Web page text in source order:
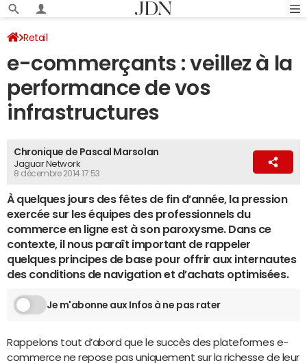
Retail
e-commerçants : veillez à la
performance de vos
infrastructures
Chronique de Pascal Marsolan
Jaguar Network
8 décembre 2014 17:53
À quelques jours des fêtes de fin d’année, la pression
exercée sur les équipes des professionnels du
commerce en ligne est à son paroxysme. Dans ce
contexte, il nous paraît important de rappeler
quelques principes de base pour offrir aux internautes
des conditions de navigation et d’achats optimisées.
Je m'abonne aux Infos à ne pas rater
Rappelons tout d’abord que le succès des plateformes e-
commerce ne repose pas uniquement sur la richesse de leur